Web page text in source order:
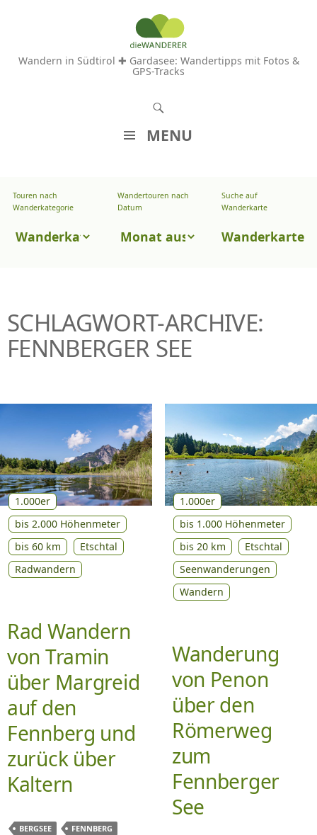
Wandern in Südtirol ✚ Gardasee: Wandertipps mit Fotos &
GPS-Tracks
MENU
M
S
P
R
I
N
Touren nach
Wanderkategorie
Touren
Wandertouren nach
Datum
Wandertouren
Datum
Suche auf
Wanderkarte
Wanderkarte
SCHLAGWORT-ARCHIVE:
FENNBERGER SEE
1.000er
bis 2.000 Höhenmeter
bis 60 km
Etschtal
Radwandern
Rad Wandern
von Tramin
über Margreid
auf den
Fennberg und
zurück über
Kaltern
BERGSEE
FENNBERG
1.000er
bis 1.000 Höhenmeter
bis 20 km
Etschtal
Seenwanderungen
Wandern
Wanderung
von Penon
über den
Römerweg
zum
Fennberger
See